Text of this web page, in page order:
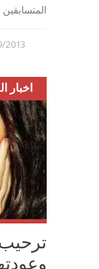
2013
اخبار